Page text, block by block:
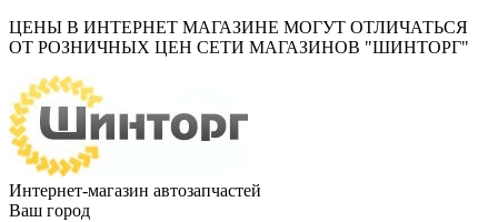
ЦЕНЫ В ИНТЕРНЕТ МАГАЗИНЕ МОГУТ ОТЛИЧАТЬСЯ
ОТ РОЗНИЧНЫХ ЦЕН СЕТИ МАГАЗИНОВ "ШИНТОРГ"
Интернет-магазин автозапчастей
Ваш город